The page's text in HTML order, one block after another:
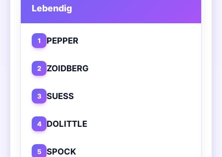
Lebendig
1 PEPPER
2 ZOIDBERG
3 SUESS
4 DOLITTLE
5 SPOCK